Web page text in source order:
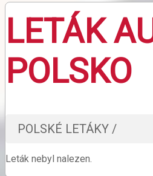
LETÁK
POLSKO
POLSKÉ LETÁKY /
Leták nebyl nalezen.